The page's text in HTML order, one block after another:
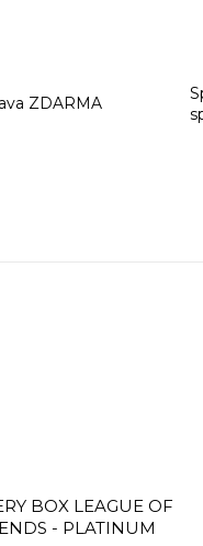
ZDARMA
BOX LEAGUE OF
- PLATINUM